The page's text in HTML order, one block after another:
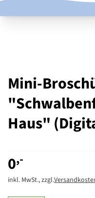
Mini-
Haus"
0,-
inkl. MwSt., zzgl.